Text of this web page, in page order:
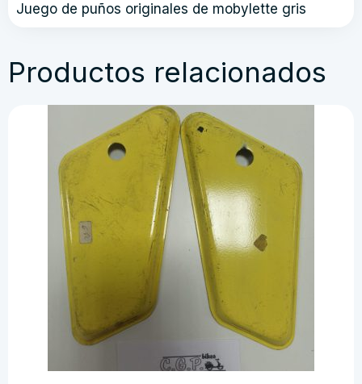
Juego de puños originales de mobylette gris
Productos relacionados